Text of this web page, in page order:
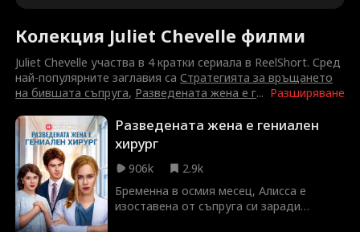
Колекция Juliet Chevelle филми
Разширяване
Juliet Chevelle участва в 4 кратки сериала в ReelShort. Сред
най-популярните заглавия саСтратегията за връщането
на бившата съпруга, Разведената жена е г...
Разведената жена е гениален
хирург
906k
2.9k
Бременна в осмия месец, Алисса е
изоставена от съпруга си заради